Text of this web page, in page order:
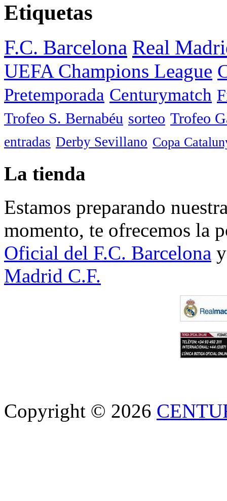
Etiquetas
F.C. Barcelona Real
UEFA Champions League
Pretemporada Centurymatch
Trofeo S. Bernabéu sorteo Trofeo
entradas Derby Sevillano Copa
La tienda
Estamos preparando
momento, te ofrecemos la
Oficial del F.C. Barcelona
Madrid C.F.
Copyright © 2026